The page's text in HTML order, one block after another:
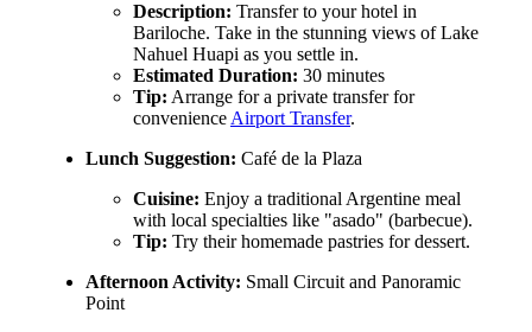
Description: Transfer to your hotel in
Bariloche. Take in the stunning views of Lake
Nahuel Huapi as you settle in.
Estimated Duration: 30 minutes
Tip: Arrange for a private transfer for
convenience Airport Transfer.
Lunch Suggestion: Café de la Plaza
Cuisine: Enjoy a traditional Argentine meal
with local specialties like "asado" (barbecue).
Tip: Try their homemade pastries for dessert.
Afternoon Activity: Small Circuit and Panoramic
Point